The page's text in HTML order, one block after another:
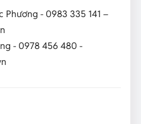
Phương - 0983 335 141 –
- 0978 456 480 -